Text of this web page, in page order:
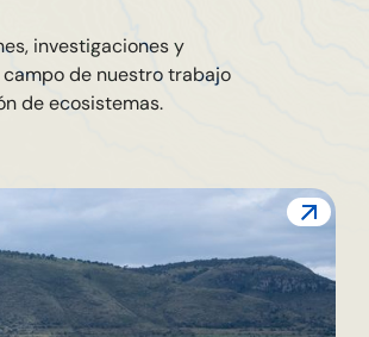
investigaciones y
de nuestro trabajo
de ecosistemas.